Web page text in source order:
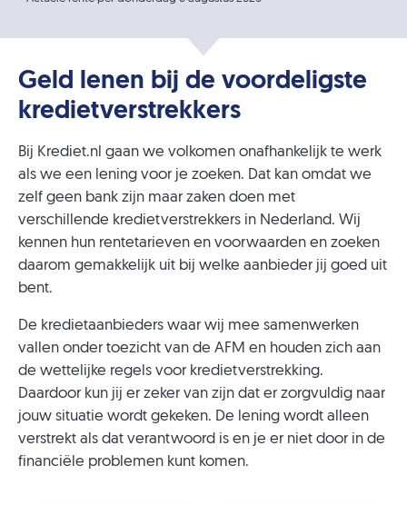
Geld lenen bij de voordeligste
kredietverstrekkers
Bij Krediet.nl gaan we volkomen onafhankelijk te werk
als we een lening voor je zoeken. Dat kan omdat we
zelf geen bank zijn maar zaken doen met
verschillende kredietverstrekkers in Nederland. Wij
kennen hun rentetarieven en voorwaarden en zoeken
daarom gemakkelijk uit bij welke aanbieder jij goed uit
bent.
De kredietaanbieders waar wij mee samenwerken
vallen onder toezicht van de AFM en houden zich aan
de wettelijke regels voor kredietverstrekking.
Daardoor kun jij er zeker van zijn dat er zorgvuldig naar
jouw situatie wordt gekeken. De lening wordt alleen
verstrekt als dat verantwoord is en je er niet door in de
financiële problemen kunt komen.